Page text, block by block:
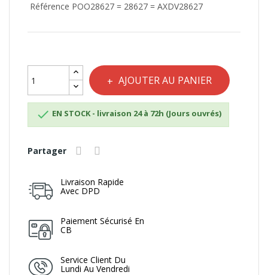
Référence POO28627 = 28627 = AXDV28627
AJOUTER AU PANIER
 EN STOCK - livraison 24 à 72h (Jours ouvrés)
Partager
Livraison Rapide
Avec DPD
Paiement Sécurisé En
CB
Service Client Du
Lundi Au Vendredi